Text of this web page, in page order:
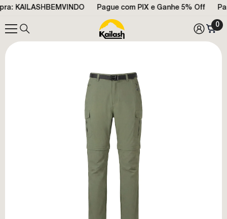
PULAR PARA O CONTEÚDO Pague com PIX e Ganhe 5% Off
0
0